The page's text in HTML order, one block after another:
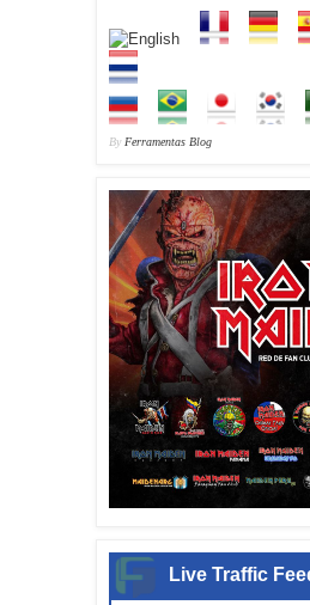
By Ferramentas Blog
Live Traffic